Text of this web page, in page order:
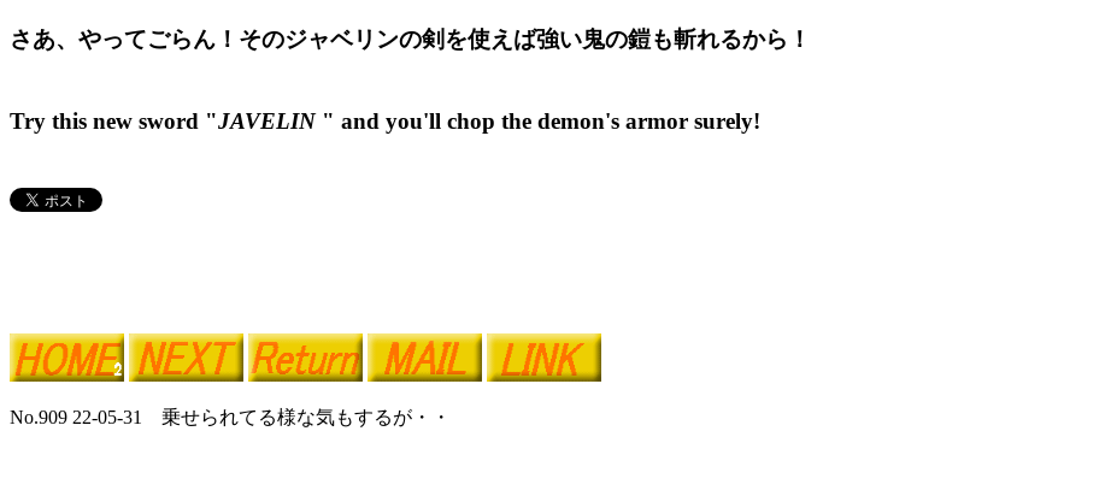
さあ、やってごらん！そのジャベリンの剣を使えば強い鬼の鎧も斬れるから！
Try this new sword "JAVELIN" and you'll chop the demon's armor surely!
No.909 22-05-31 乗せられてる様な気もするが・・